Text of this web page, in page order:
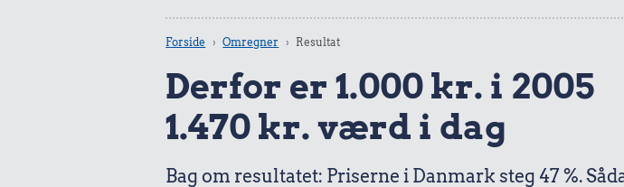
Forside Omregner Resultat
Derfor er 1.000 kr. i 2005
1.470 kr. værd i dag
Bag om resultatet: Priserne i Danmark steg 47 %.